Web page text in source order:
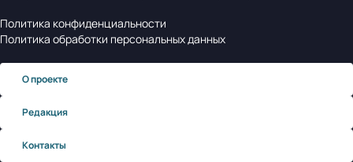
Политика конфиденциальности
Политика обработки персональных данных
О проекте
Редакция
Контакты